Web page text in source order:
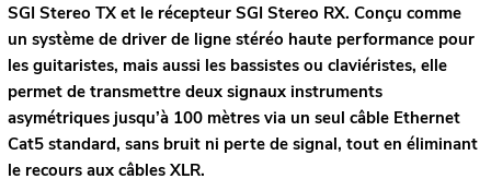
SGI Stereo TX et le récepteur SGI Stereo RX. Conçu comme
un système de driver de ligne stéréo haute performance pour
les guitaristes, mais aussi les bassistes ou claviéristes, elle
permet de transmettre deux signaux instruments
asymétriques jusqu’à 100 mètres via un seul câble Ethernet
Cat5 standard, sans bruit ni perte de signal, tout en éliminant
le recours aux câbles XLR.